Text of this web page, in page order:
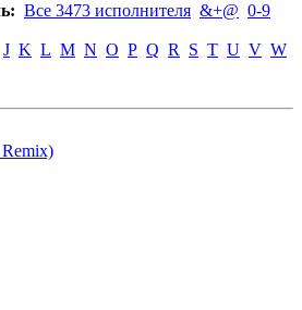
Все 3473 исполнителя &+@ 0-9
J K L M N O P Q R S T U V W
Remix)